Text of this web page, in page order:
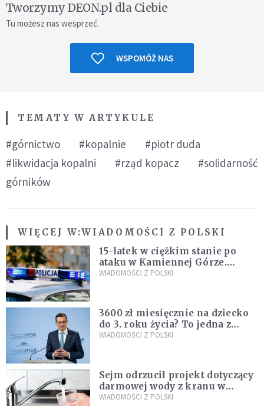
Tworzymy DEON.pl dla Ciebie
Tu możesz nas wesprzeć.
WSPOMÓŻ NAS
TEMATY W ARTYKULE
#górnictwo #kopalnie
#piotr duda
#likwidacja kopalni
#rząd kopacz
#solidarność
górników
WIĘCEJ W:WIADOMOŚCI Z POLSKI
15-latek w ciężkim stanie po
ataku w Kamiennej Górze.
Policja zatrzymała dwóch
WIADOMOŚCI Z POLSKI
3600 zł miesięcznie na dziecko
do 3. roku życia? To jedna z
propozycji programu "Rozwój
WIADOMOŚCI Z POLSKI
Sejm odrzucił projekt dotyczący
darmowej wody z kranu w
restauracjach
WIADOMOŚCI Z POLSKI